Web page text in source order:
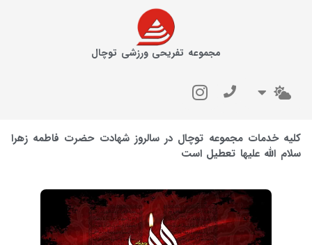
مجموعه تفریحی ورزشی توچال
کلیه خدمات مجموعه توچال در سالروز شهادت حضرت فاطمه زهرا
سلام الله علیها تعطیل است